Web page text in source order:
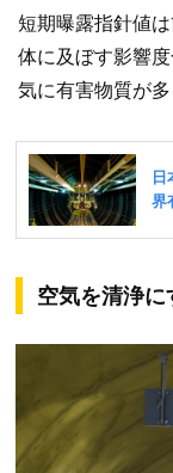
短期曝露指針値
体に及ぼす影響
気に有害物質が
空気を清浄